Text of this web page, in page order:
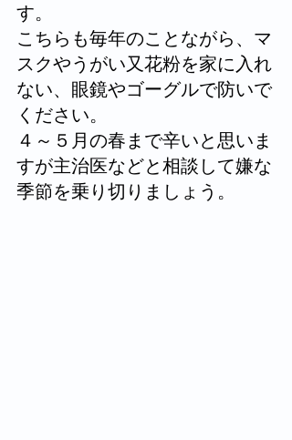
す。
こちらも毎年のことながら、マ
スクやうがい又花粉を家に入れ
ない、眼鏡やゴーグルで防いで
ください。
４～５月の春まで辛いと思いま
すが主治医などと相談して嫌な
季節を乗り切りましょう。